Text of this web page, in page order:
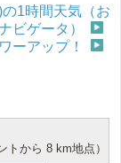
1時間天気（お
ビゲータ）
ーアップ！
トから 8 km地点）